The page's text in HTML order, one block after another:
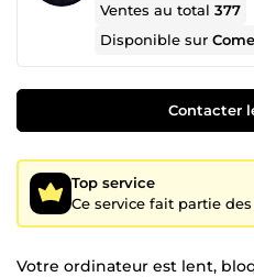
Ventes au total377
Disponible sur
Contacter
Top service
Ce service fait partie
Votre ordinateur est lent,